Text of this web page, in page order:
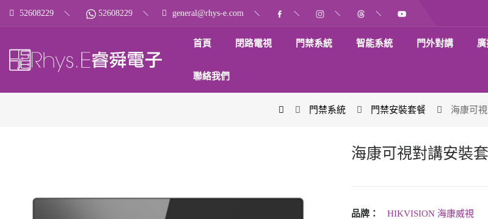
52608229 52608229 general@rhys-e.com
首頁 閉路電視 門禁系統 智能系統 門外對講
聯絡我們
門禁系統 門禁安裝套餐 海康可
海康可視對講安裝
品牌：
HIKVISION 海康威視